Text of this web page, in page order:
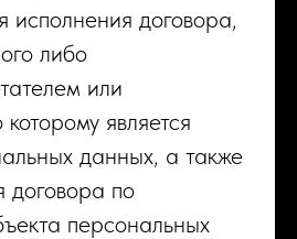
исполнения договора,
либо
или
является
данных, а также
договора по
персональных